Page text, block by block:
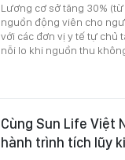
Lương cơ sở tăng 30%
nguồn động viên cho
với các đơn vị y tế tự chủ
nỗi lo khi nguồn thu
Cùng Sun Life Việt
hành trình tích lũy